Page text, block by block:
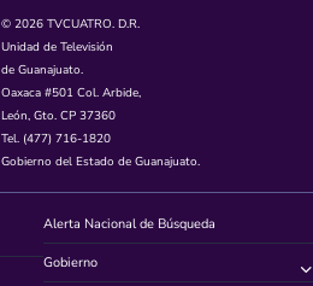
© 2026 TVCUATRO. D.R.
Unidad de Televisión
de Guanajuato.
Oaxaca #501 Col. Arbide,
León, Gto. CP 37360
Tel. (477) 716-1820
Gobierno del Estado de Guanajuato.
Alerta Nacional de Búsqueda
Gobierno